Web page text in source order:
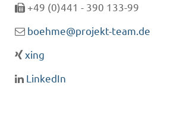
+49 (0)441 - 390 133-99
boehme@projekt-team.de
xing
LinkedIn